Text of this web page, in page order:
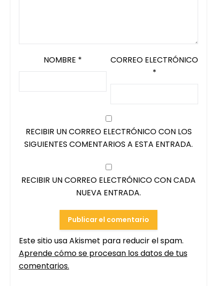
NOMBRE *
CORREO ELECTRÓNICO
*
RECIBIR UN CORREO ELECTRÓNICO CON LOS
SIGUIENTES COMENTARIOS A ESTA ENTRADA.
RECIBIR UN CORREO ELECTRÓNICO CON CADA
NUEVA ENTRADA.
Este sitio usa Akismet para reducir el spam.
Aprende cómo se procesan los datos de tus
comentarios.